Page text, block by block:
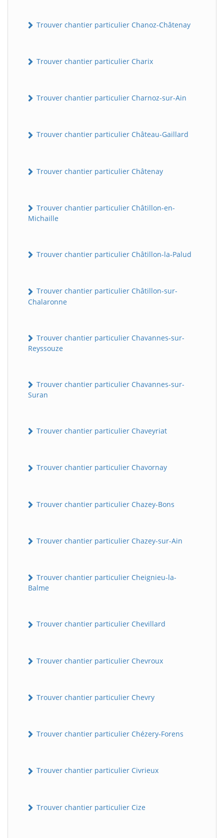
Trouver chantier particulier Chanoz-Châtenay
Trouver chantier particulier Charix
Trouver chantier particulier Charnoz-sur-Ain
Trouver chantier particulier Château-Gaillard
Trouver chantier particulier Châtenay
Trouver chantier particulier Châtillon-en-
Michaille
Trouver chantier particulier Châtillon-la-Palud
Trouver chantier particulier Châtillon-sur-
Chalaronne
Trouver chantier particulier Chavannes-sur-
Reyssouze
Trouver chantier particulier Chavannes-sur-
Suran
Trouver chantier particulier Chaveyriat
Trouver chantier particulier Chavornay
Trouver chantier particulier Chazey-Bons
Trouver chantier particulier Chazey-sur-Ain
Trouver chantier particulier Cheignieu-la-
Balme
Trouver chantier particulier Chevillard
Trouver chantier particulier Chevroux
Trouver chantier particulier Chevry
Trouver chantier particulier Chézery-Forens
Trouver chantier particulier Civrieux
Trouver chantier particulier Cize